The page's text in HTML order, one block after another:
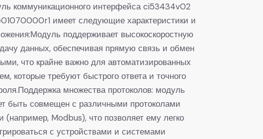
коммуникационного интерфейса ci53434v02
имеет следующие характеристики и
поддерживает высокоскоростную
данных, обеспечивая прямую связь и обмен
что крайне важно для автоматизированных
которые требуют быстрого ответа и точного
множества протоколов: модуль
быть совмещен с различными протоколами
(например, Modbus), что позволяет ему легко
с устройствами и системами